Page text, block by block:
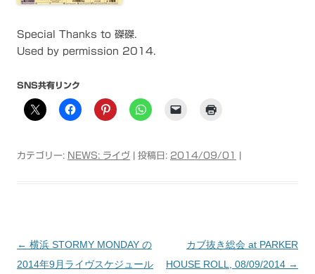
Special Thanks to 磔磔.
Used by permission 2014.
SNS共有リンク
カテゴリー: NEWS: ライヴ | 投稿日: 2014/09/01
投稿ナビゲーション
← 横浜 STORMY MONDAY の
2014年9月ライヴスケジュール
カブ抜き総会 at PARKER
HOUSE ROLL, 08/09/2014 →